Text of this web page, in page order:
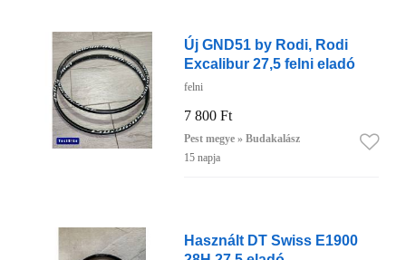
Új GND51 by Rodi, Rodi
Excalibur 27,5 felni eladó
felni
7 800 Ft
Pest megye » Budakalász
15 napja
Használt DT Swiss E1900